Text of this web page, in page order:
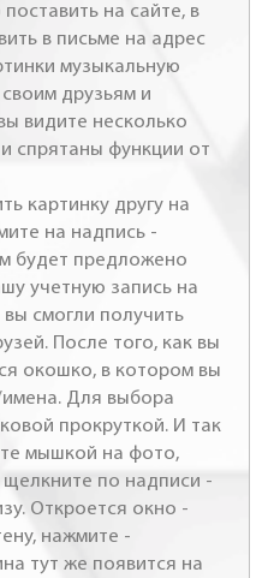
на сайте, в
в письме на адрес
музыкальную
друзьям и
видите несколько
спрятаны функции от
картинку другу на
на надпись -
будет предложено
учетную запись на
смогли получить
После того, как вы
окошко, в котором вы
имена. Для выбора
прокруткой. И так
мышкой на фото,
по надписи -
Откроется окно -
нажмите -
тут же появится на